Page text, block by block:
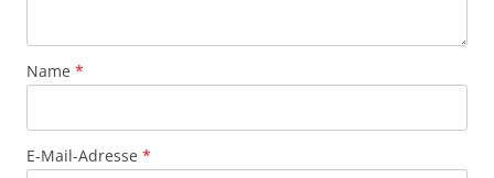
Name *
E-Mail-Adresse *